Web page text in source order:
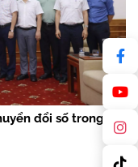
đổi số trong